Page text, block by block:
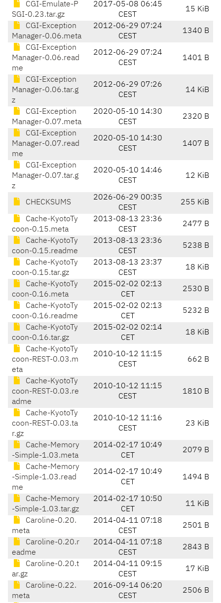
CGI-Emulate-P
SGI-0.23.tar.gz
2017-05-08 06:45
CEST
15 KiB
CGI-Exception
Manager-0.06.meta
2012-06-29 07:24
CEST
1340 B
CGI-Exception
Manager-0.06.read
me
2012-06-29 07:24
CEST
1401 B
CGI-Exception
Manager-0.06.tar.g
z
2012-06-29 07:26
CEST
14 KiB
CGI-Exception
Manager-0.07.meta
2020-05-10 14:30
CEST
2320 B
CGI-Exception
Manager-0.07.read
me
2020-05-10 14:30
CEST
1407 B
CGI-Exception
Manager-0.07.tar.g
z
2020-05-10 14:46
CEST
12 KiB
CHECKSUMS
2026-06-29 00:35
CEST
255 KiB
Cache-KyotoTy
coon-0.15.meta
2013-08-13 23:36
CEST
2477 B
Cache-KyotoTy
coon-0.15.readme
2013-08-13 23:36
CEST
5238 B
Cache-KyotoTy
coon-0.15.tar.gz
2013-08-13 23:37
CEST
18 KiB
Cache-KyotoTy
coon-0.16.meta
2015-02-02 02:13
CET
2530 B
Cache-KyotoTy
coon-0.16.readme
2015-02-02 02:13
CET
5232 B
Cache-KyotoTy
coon-0.16.tar.gz
2015-02-02 02:14
CET
18 KiB
Cache-KyotoTy
coon-REST-0.03.m
eta
2010-10-12 11:15
CEST
662 B
Cache-KyotoTy
coon-REST-0.03.re
adme
2010-10-12 11:15
CEST
1810 B
Cache-KyotoTy
coon-REST-0.03.ta
r.gz
2010-10-12 11:16
CEST
23 KiB
Cache-Memory
-Simple-1.03.meta
2014-02-17 10:49
CET
2079 B
Cache-Memory
-Simple-1.03.read
me
2014-02-17 10:49
CET
1494 B
Cache-Memory
-Simple-1.03.tar.gz
2014-02-17 10:50
CET
11 KiB
Caroline-0.20.
meta
2014-04-11 07:18
CEST
2501 B
Caroline-0.20.r
eadme
2014-04-11 07:18
CEST
2843 B
Caroline-0.20.t
ar.gz
2014-04-11 09:15
CEST
17 KiB
Caroline-0.22.
meta
2016-09-14 06:20
CEST
2506 B